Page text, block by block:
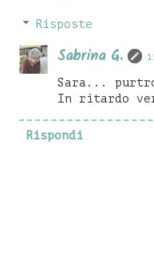
Risposte
Sabrina G.
Sara...
In ritardo
Rispondi